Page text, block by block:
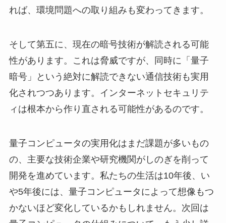
れば、環境問題への取り組みも変わってきます。
そして第五に、現在の暗号技術が解読される可能
性があります。これは脅威ですが、同時に「量子
暗号」という絶対に解読できない通信技術も実用
化されつつあります。インターネットセキュリテ
ィは根本から作り直される可能性があるのです。
量子コンピュータの実用化はまだ課題が多いもの
の、主要な技術企業や研究機関がしのぎを削って
開発を進めています。私たちの生活は10年後、い
や5年後には、量子コンピュータによって想像もつ
かないほど変化しているかもしれません。次回は